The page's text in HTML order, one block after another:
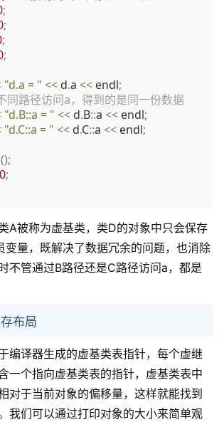
;
;
;
;
"d.a = " << d.a << endl;
同路径访问a，得到的是同一份数据
"d.B::a = " << d.B::a << endl;
"d.C::a = " << d.C::a << endl;
();
0;
A被称为虚基类，类D的对象中只会保存
变量，既解决了数据冗余的问题，也消除
不管通过B路径还是C路径访问a，都是
布局
编译器生成的虚基类表指针，每个虚继
一个指向虚基类表的指针，虚基类表中
对于当前对象的偏移量，这样就能找到
我们可以通过打印对象的大小来简单观